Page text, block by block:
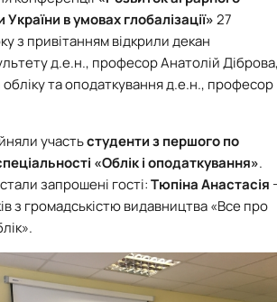
в умовах глобалізації»27
з привітанням відкрилидекан
д.е.н., професорАнатолій Діброва
обліку та оподаткування д.е.н., професор
участьстуденти з першого по
«Облік і оподаткування».
запрошені гості:Тюпіна Анастасія
з громадськістю видавництва «Все про